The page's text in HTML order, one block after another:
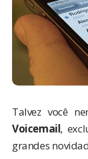
Talvez você
Voicemail,
grandes